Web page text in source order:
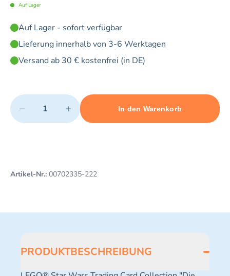
Auf Lager
Auf Lager - sofort verfügbar
Lieferung innerhalb von 3-6 Werktagen
Versand ab 30 € kostenfrei (in DE)
Quantity
− +
Minimum quantity: 1 Maximum quantity: 3
In den Warenkorb
Add 1 item to cart
Artikel-Nr.: 00702335-222
PRODUKTBESCHREIBUNG